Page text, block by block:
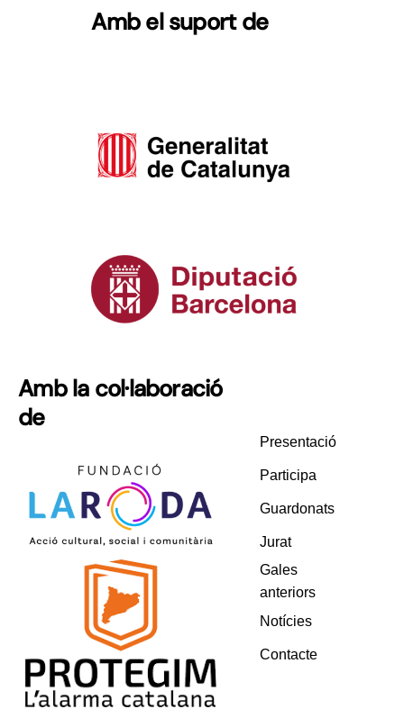
Presentació
Participa
Guardonats
Jurat
Gales
anteriors
Notícies
Contacte
Amb el suport de
Amb la col·laboració
de